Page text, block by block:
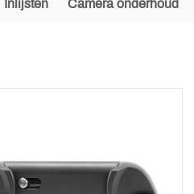
Inlijsten Camera onderhoud